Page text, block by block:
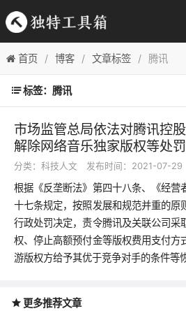
首页 博客 文章标签 腾讯
标签：腾讯
市场监管总局依法对腾讯控
解除网络音乐独家版权等处罚
分类： 科技人文 发布时间：2021-07-29
根据《反垄断法》第四十八条、《经营
十七条规定，按照发展和规范并重的原
行政处罚决定，责令腾讯及关联公司采
权、停止高额预付金等版权费用支付方
游版权方给予其优于竞争对手的条件等
更多推荐文章